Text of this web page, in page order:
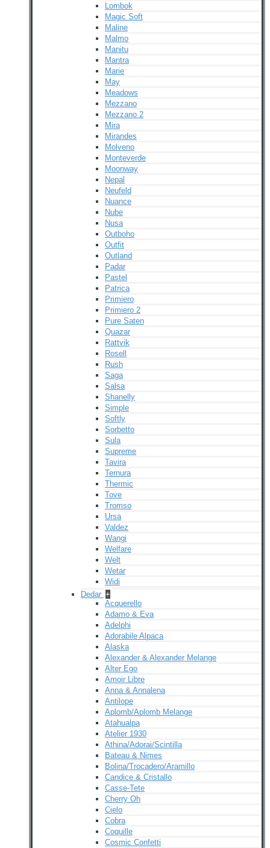
Lombok
Magic Soft
Maline
Malmo
Manitu
Mantra
Marie
May
Meadows
Mezzano
Mezzano 2
Mira
Mirandes
Molveno
Monteverde
Moonway
Nepal
Neufeld
Nuance
Nube
Nusa
Outboho
Outfit
Outland
Padar
Pastel
Patrica
Primiero
Primiero 2
Pure Saten
Quazar
Rattvik
Rosell
Rush
Saga
Salsa
Shanelly
Simple
Softly
Sorbetto
Sula
Supreme
Tavira
Ternura
Thermic
Tove
Tromso
Ursa
Valdez
Wangi
Welfare
Welt
Wetar
Widi
Dedar +
Acquerello
Adamo & Eva
Adelphi
Adorabile Alpaca
Alaska
Alexander & Alexander Melange
Alter Ego
Amoir Libre
Anna & Annalena
Antilope
Aplomb/Aplomb Melange
Atahualpa
Atelier 1930
Athina/Adorai/Scintilla
Bateau & Nimes
Bolina/Trocadero/Aramillo
Candice & Cristallo
Casse-Tete
Cherry Oh
Cielo
Cobra
Coquille
Cosmic Confetti